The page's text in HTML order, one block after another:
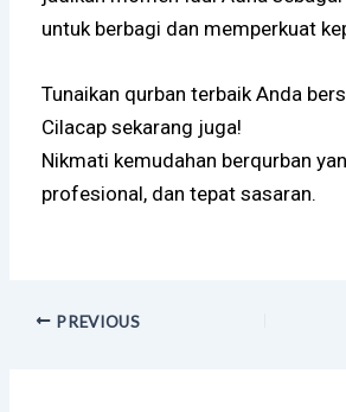
untuk berbagi dan memperkuat
Tunaikan qurban terbaik Anda
Cilacap sekarang juga!
Nikmati kemudahan berqurban
profesional, dan tepat sasaran.
PREVIOUS